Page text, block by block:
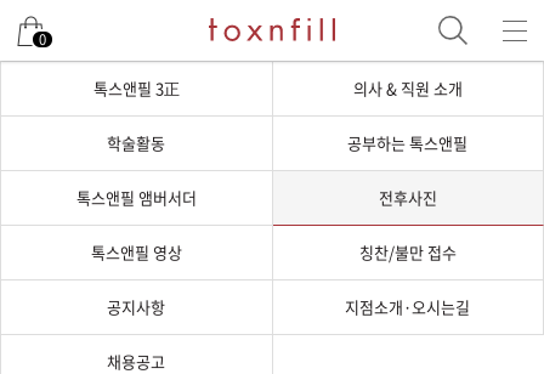
0
톡스앤필 3正 의사 & 직원 소개
학술활동 공부하는 톡스앤필
톡스앤필 앰버서더 전후사진
톡스앤필 영상 칭찬/불만 접수
공지사항 지점소개·오시는길
채용공고